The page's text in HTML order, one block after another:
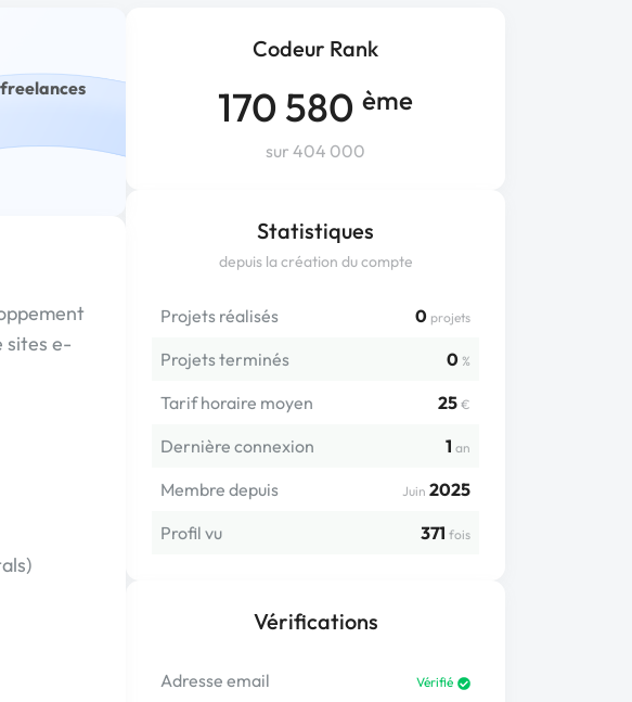
Codeur Rank
170 580 ème
sur 404 000
Statistiques
depuis la création du compte
Projets réalisés 0 projets
Projets terminés 0 %
Tarif horaire moyen 25 €
Dernière connexion 1 an
Membre depuis Juin 2025
Profil vu
371 fois
Vérifications
Adresse email Vérifié
sites e-